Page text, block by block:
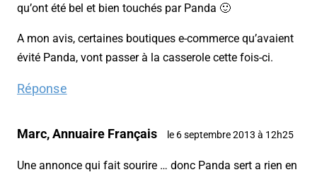
qu’ont été bel et bien touchés par Panda 🙂
A mon avis, certaines boutiques e-commerce qu’avaient
évité Panda, vont passer à la casserole cette fois-ci.
Réponse
Marc, Annuaire Français le 6 septembre 2013 à 12h25
Une annonce qui fait sourire … donc Panda sert a rien en